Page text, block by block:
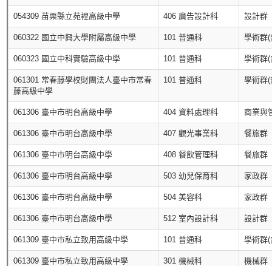
054309 苗栗縣立苑裡高級中學 406 廣告設計科 設計群
060322 國立中興大學附屬高級中學 101 普通科 學術群
060323 國立中科實驗高級中學 101 普通科 學術群
061301 常春藤學校財團法人臺中市常春
藤高級中學
101 普通科 學術群
061306 臺中市明台高級中學 404 資料處理科 商業與
061306 臺中市明台高級中學 407 觀光事業科 餐旅群
061306 臺中市明台高級中學 408 餐飲管理科 餐旅群
061306 臺中市明台高級中學 503 幼兒保育科 家政群
061306 臺中市明台高級中學 504 美容科 家政群
061306 臺中市明台高級中學 512 室內設計科 設計群
061309 臺中市私立致用高級中學 101 普通科 學術群
061309 臺中市私立致用高級中學 301 機械科 機械群